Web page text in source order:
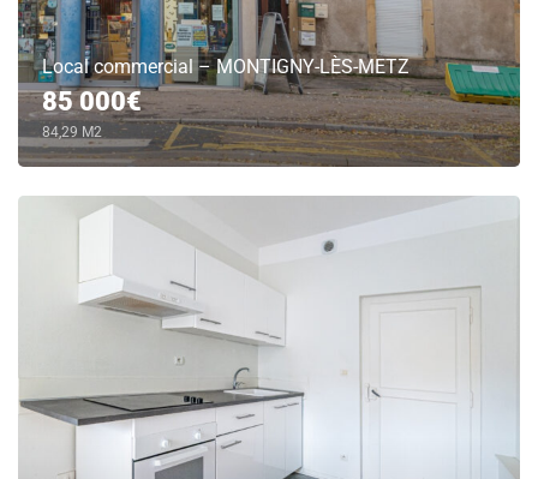
Local commercial – MONTIGNY-LÈS-METZ
85 000€
84,29 M2